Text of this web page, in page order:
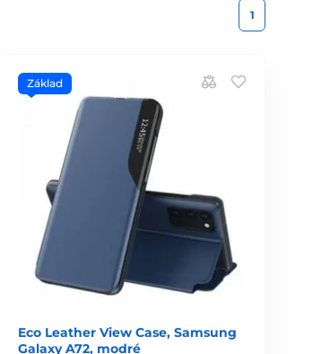
1
Základ
Eco Leather View Case, Samsung
Galaxy A72, modré